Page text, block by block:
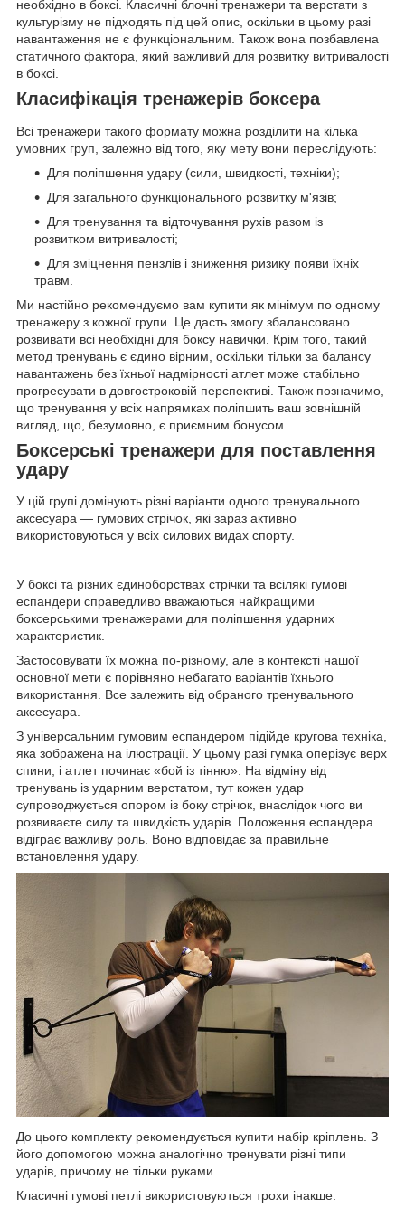
необхідно в боксі. Класичні блочні тренажери та верстати з
культурізму не підходять під цей опис, оскільки в цьому разі
навантаження не є функціональним. Також вона позбавлена
статичного фактора, який важливий для розвитку витривалості
в боксі.
Класифікація тренажерів боксера
Всі тренажери такого формату можна розділити на кілька
умовних груп, залежно від того, яку мету вони переслідують:
Для поліпшення удару (сили, швидкості, техніки);
Для загального функціонального розвитку м'язів;
Для тренування та відточування рухів разом із
розвитком витривалості;
Для зміцнення пензлів і зниження ризику появи їхніх
травм.
Ми настійно рекомендуємо вам купити як мінімум по одному
тренажеру з кожної групи. Це дасть змогу збалансовано
розвивати всі необхідні для боксу навички. Крім того, такий
метод тренувань є єдино вірним, оскільки тільки за балансу
навантажень без їхньої надмірності атлет може стабільно
прогресувати в довгостроковій перспективі. Також позначимо,
що тренування у всіх напрямках поліпшить ваш зовнішній
вигляд, що, безумовно, є приємним бонусом.
Боксерські тренажери для поставлення
удару
У цій групі домінують різні варіанти одного тренувального
аксесуара — гумових стрічок, які зараз активно
використовуються у всіх силових видах спорту.
У боксі та різних єдиноборствах стрічки та всілякі гумові
еспандери справедливо вважаються найкращими
боксерськими тренажерами для поліпшення ударних
характеристик.
Застосовувати їх можна по-різному, але в контексті нашої
основної мети є порівняно небагато варіантів їхнього
використання. Все залежить від обраного тренувального
аксесуара.
З універсальним гумовим еспандером підійде кругова техніка,
яка зображена на ілюстрації. У цьому разі гумка оперізує верх
спини, і атлет починає «бой із тінню». На відміну від
тренувань із ударним верстатом, тут кожен удар
супроводжується опором із боку стрічок, внаслідок чого ви
розвиваєте силу та швидкість ударів. Положення еспандера
відіграє важливу роль. Воно відповідає за правильне
встановлення удару.
До цього комплекту рекомендується купити набір кріплень. З
його допомогою можна аналогічно тренувати різні типи
ударів, причому не тільки руками.
Класичні гумові петлі використовуються трохи інакше.